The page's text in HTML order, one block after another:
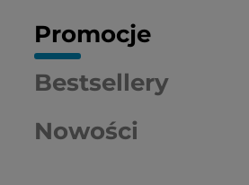
Promocje
Nowości
Bestsellery